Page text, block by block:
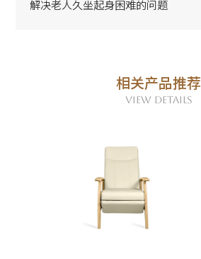
解决老人久坐起身困难的问题
相关产品推荐
VIEW DETAILS